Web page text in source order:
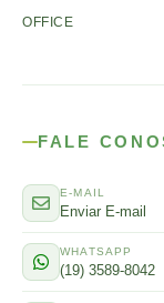
OFFICE
FALE
E-MAIL
Enviar E-mail
WHATSAPP
(19) 3589-8042